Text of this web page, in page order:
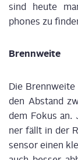
sind heu­te
phones zu
Brenn­wei­te
Die
den Abstand
dem Fokus
ner fällt in der
sen­sor einen